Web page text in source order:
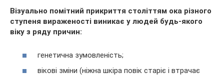
Візуально помітний прикриття століттям ока різного
ступеня вираженості виникає у людей будь-якого
віку з ряду причин:
генетична зумовленість;
вікові зміни (ніжна шкіра повік старіє і втрачає